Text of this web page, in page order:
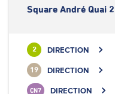
Square André Quai 2
2 DIRECTION
19 DIRECTION
CN7 DIRECTION